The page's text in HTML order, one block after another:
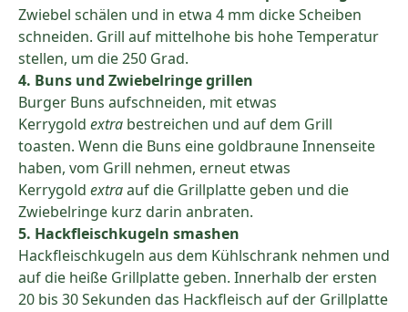
Zwiebel schälen und in etwa 4 mm dicke Scheiben
schneiden. Grill auf mittelhohe bis hohe Temperatur
stellen, um die 250 Grad.
4. Buns und Zwiebelringe grillen
Burger Buns aufschneiden, mit etwas
Kerrygold extra bestreichen und auf dem Grill
toasten. Wenn die Buns eine goldbraune Innenseite
haben, vom Grill nehmen, erneut etwas
Kerrygold extraauf die Grillplatte geben und die
Zwiebelringe kurz darin anbraten.
5. Hackfleischkugeln smashen
Hackfleischkugeln aus dem Kühlschrank nehmen und
auf die heiße Grillplatte geben. Innerhalb der ersten
20 bis 30 Sekunden das Hackfleisch auf der Grillplatte